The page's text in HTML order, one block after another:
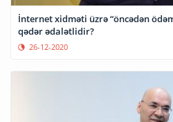
İnternet xidməti üzrə “öncədən
qədər ədalətlidir?
26-12-2020